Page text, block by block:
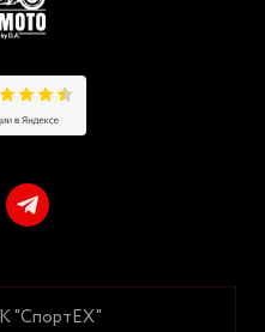
"СпортЕХ"